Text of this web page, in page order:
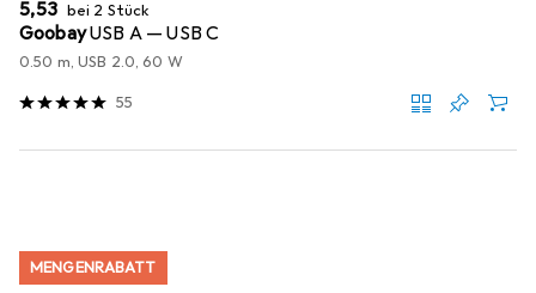
EUR
5,53 bei 2 Stück
GoobayUSB A — USB C
0.50 m, USB 2.0, 60 W
55
MENGENRABATT